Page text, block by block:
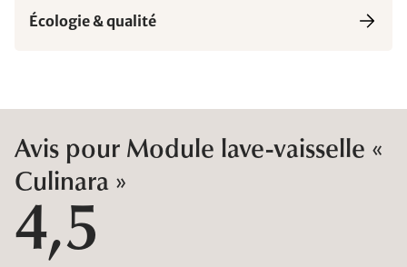
Écologie & qualité
Avis pour Module lave-vaisselle «
Culinara »
4,5